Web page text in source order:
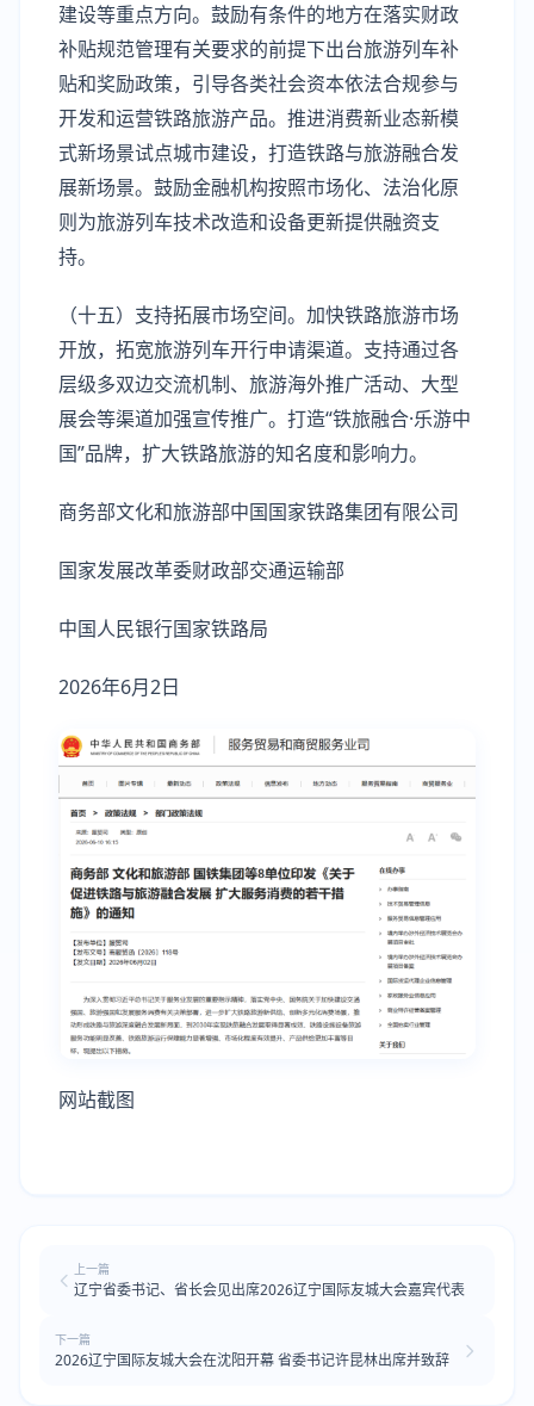
建设等重点方向。鼓励有条件的地方在落实财政
补贴规范管理有关要求的前提下出台旅游列车补
贴和奖励政策，引导各类社会资本依法合规参与
开发和运营铁路旅游产品。推进消费新业态新模
式新场景试点城市建设，打造铁路与旅游融合发
展新场景。鼓励金融机构按照市场化、法治化原
则为旅游列车技术改造和设备更新提供融资支
持。
（十五）支持拓展市场空间。加快铁路旅游市场
开放，拓宽旅游列车开行申请渠道。支持通过各
层级多双边交流机制、旅游海外推广活动、大型
展会等渠道加强宣传推广。打造“铁旅融合·乐游中
国”品牌，扩大铁路旅游的知名度和影响力。
商务部文化和旅游部中国国家铁路集团有限公司
国家发展改革委财政部交通运输部
中国人民银行国家铁路局
2026年6月2日
网站截图
上一篇
辽宁省委书记、省长会见出席2026辽宁国际友城大会嘉宾代表
下一篇
2026辽宁国际友城大会在沈阳开幕 省委书记许昆林出席并致辞